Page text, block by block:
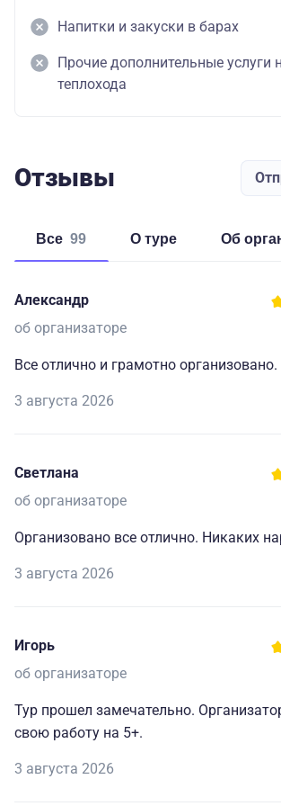
Напитки и закуски в барах
Прочие дополнительные услуги
теплохода
Отзывы
Все 99 о туре об
Александр
об организаторе
Все отлично и грамотно организовано.
3 августа 2026
Светлана
об организаторе
Организовано все отлично. Никаких
3 августа 2026
Игорь
об организаторе
Тур прошел замечательно.
свою работу на 5+.
3 августа 2026